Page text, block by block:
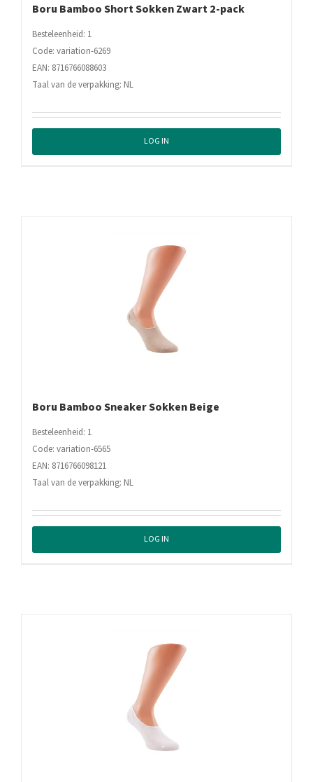
Boru Bamboo Short Sokken Zwart 2-pack
Besteleenheid: 1
Code: variation-6269
EAN: 8716766088603
Taal van de verpakking: NL
LOG IN
Boru Bamboo Sneaker Sokken Beige
Besteleenheid: 1
Code: variation-6565
EAN: 8716766098121
Taal van de verpakking: NL
LOG IN